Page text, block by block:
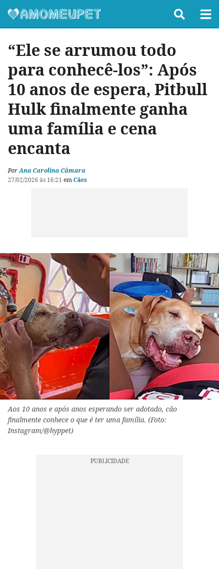
“Ele se arrumou todo
para conhecê-los”: Após
10 anos de espera, Pitbull
Hulk finalmente ganha
uma família e cena
encanta
PorAna Carolina Câmara
27/02/2026 às 16:21 emCães
Aos 10 anos e após anos esperando ser adotado, cão
finalmente conhece o que é ter uma família. (Foto:
Instagram/@hyppet)